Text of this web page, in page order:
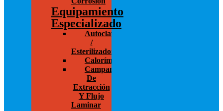
Equipamiento
Especializado
Autoclaves
/
Esterilizadores
Calorímetros
Campanas
De
Extracción
Y Flujo
Laminar